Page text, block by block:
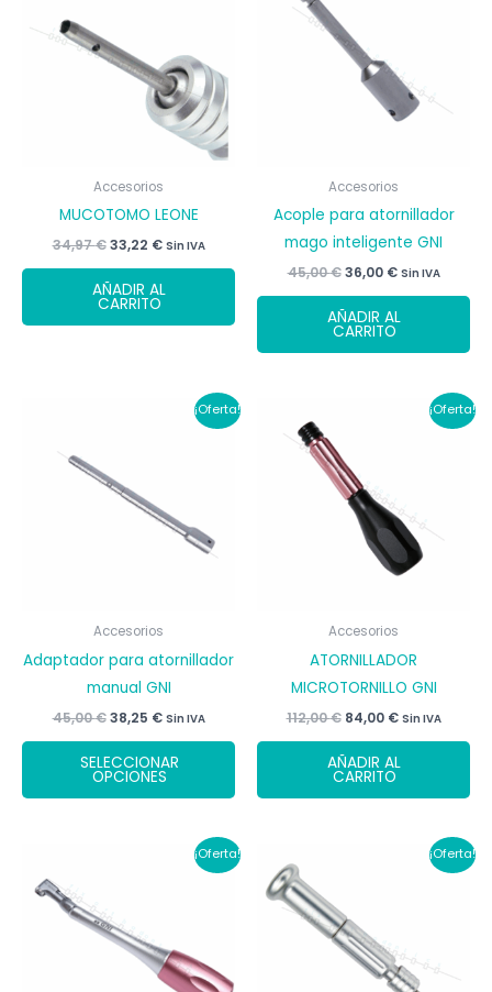
Accesorios
MUCOTOMO LEONE
34,97€ El
original
era:
34,97 €.
33,22 €El
es:
Sin IVA
AÑADIR AL
CARRITO
Accesorios
Acople para atornillador
mago inteligente GNI
45,00€ El
original
era:
45,00 €.
36,00 €El
es:
Sin IVA
AÑADIR AL
CARRITO
¡Oferta!
Accesorios
Adaptador para atornillador
manual GNI
45,00€ El
era:
45,00 €.
38,25 €El
es:
38,25 €.
Sin IVA
SELECCIONAR
OPCIONES
Este
tiene
variantes.
opciones
¡Oferta!
Accesorios
ATORNILLADOR
MICROTORNILLO GNI
112,00€ El
original
era:
112,00 €.
84,00 €El
es:
Sin IVA
AÑADIR AL
CARRITO
¡Oferta! ¡Oferta!